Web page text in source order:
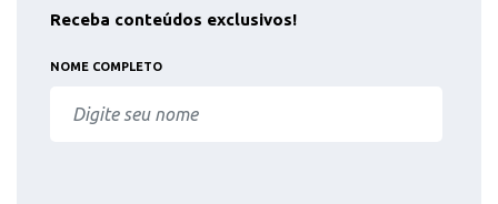
Receba conteúdos exclusivos!
NOME COMPLETO